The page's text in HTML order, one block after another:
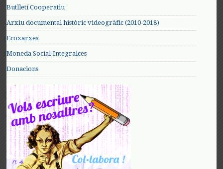
Butlletí Cooperatiu
Arxiu documental històric videogràfic (2010-2018)
Ecoxarxes
Moneda Social-Integralces
Donacions